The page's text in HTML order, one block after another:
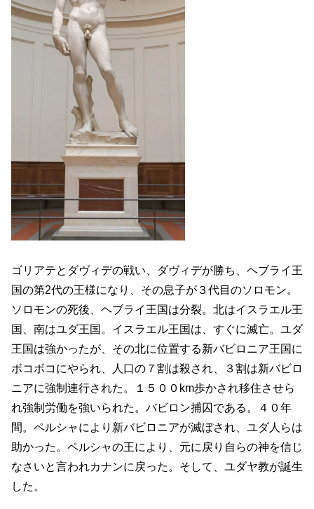
ゴリアテとダヴィデの戦い、ダヴィデが勝ち、ヘブライ王
国の第2代の王様になり、その息子が３代目のソロモン。
ソロモンの死後、ヘブライ王国は分裂。北はイスラエル王
国、南はユダ王国。イスラエル王国は、すぐに滅亡。ユダ
王国は強かったが、その北に位置する新バビロニア王国に
ボコボコにやられ、人口の７割は殺され、３割は新バビロ
ニアに強制連行された。１５００km歩かされ移住させら
れ強制労働を強いられた。バビロン捕囚である。４０年
間。ペルシャにより新バビロニアが滅ぼされ、ユダ人らは
助かった。ペルシャの王により、元に戻り自らの神を信じ
なさいと言われカナンに戻った。そして、ユダヤ教が誕生
した。